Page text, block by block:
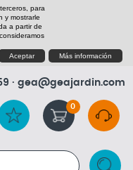
para
y mostrarle
a partir de
Aceptar
Más información
· gea@geajardin.com
0